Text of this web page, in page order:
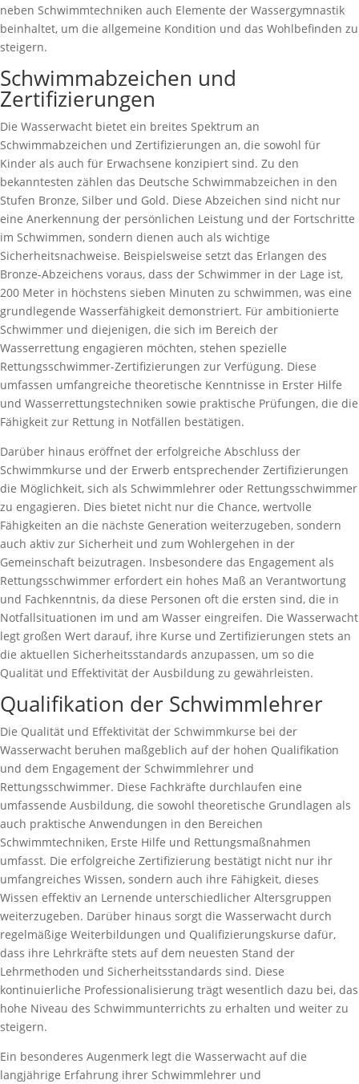
neben Schwimmtechniken auch Elemente der Wassergymnastik
beinhaltet, um die allgemeine Kondition und das Wohlbefinden zu
steigern.
Schwimmabzeichen und
Zertifizierungen
Die Wasserwacht bietet ein breites Spektrum an
Schwimmabzeichen und Zertifizierungen an, die sowohl für
Kinder als auch für Erwachsene konzipiert sind. Zu den
bekanntesten zählen das Deutsche Schwimmabzeichen in den
Stufen Bronze, Silber und Gold. Diese Abzeichen sind nicht nur
eine Anerkennung der persönlichen Leistung und der Fortschritte
im Schwimmen, sondern dienen auch als wichtige
Sicherheitsnachweise. Beispielsweise setzt das Erlangen des
Bronze-Abzeichens voraus, dass der Schwimmer in der Lage ist,
200 Meter in höchstens sieben Minuten zu schwimmen, was eine
grundlegende Wasserfähigkeit demonstriert. Für ambitionierte
Schwimmer und diejenigen, die sich im Bereich der
Wasserrettung engagieren möchten, stehen spezielle
Rettungsschwimmer-Zertifizierungen zur Verfügung. Diese
umfassen umfangreiche theoretische Kenntnisse in Erster Hilfe
und Wasserrettungstechniken sowie praktische Prüfungen, die die
Fähigkeit zur Rettung in Notfällen bestätigen.
Darüber hinaus eröffnet der erfolgreiche Abschluss der
Schwimmkurse und der Erwerb entsprechender Zertifizierungen
die Möglichkeit, sich als Schwimmlehrer oder Rettungsschwimmer
zu engagieren. Dies bietet nicht nur die Chance, wertvolle
Fähigkeiten an die nächste Generation weiterzugeben, sondern
auch aktiv zur Sicherheit und zum Wohlergehen in der
Gemeinschaft beizutragen. Insbesondere das Engagement als
Rettungsschwimmer erfordert ein hohes Maß an Verantwortung
und Fachkenntnis, da diese Personen oft die ersten sind, die in
Notfallsituationen im und am Wasser eingreifen. Die Wasserwacht
legt großen Wert darauf, ihre Kurse und Zertifizierungen stets an
die aktuellen Sicherheitsstandards anzupassen, um so die
Qualität und Effektivität der Ausbildung zu gewährleisten.
Qualifikation der Schwimmlehrer
Die Qualität und Effektivität der Schwimmkurse bei der
Wasserwacht beruhen maßgeblich auf der hohen Qualifikation
und dem Engagement der Schwimmlehrer und
Rettungsschwimmer. Diese Fachkräfte durchlaufen eine
umfassende Ausbildung, die sowohl theoretische Grundlagen als
auch praktische Anwendungen in den Bereichen
Schwimmtechniken, Erste Hilfe und Rettungsmaßnahmen
umfasst. Die erfolgreiche Zertifizierung bestätigt nicht nur ihr
umfangreiches Wissen, sondern auch ihre Fähigkeit, dieses
Wissen effektiv an Lernende unterschiedlicher Altersgruppen
weiterzugeben. Darüber hinaus sorgt die Wasserwacht durch
regelmäßige Weiterbildungen und Qualifizierungskurse dafür,
dass ihre Lehrkräfte stets auf dem neuesten Stand der
Lehrmethoden und Sicherheitsstandards sind. Diese
kontinuierliche Professionalisierung trägt wesentlich dazu bei, das
hohe Niveau des Schwimmunterrichts zu erhalten und weiter zu
steigern.
Ein besonderes Augenmerk legt die Wasserwacht auf die
langjährige Erfahrung ihrer Schwimmlehrer und